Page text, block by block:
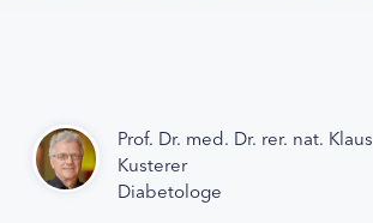
Prof. Dr. med. Dr. rer. nat. Klaus
Kusterer
Diabetologe